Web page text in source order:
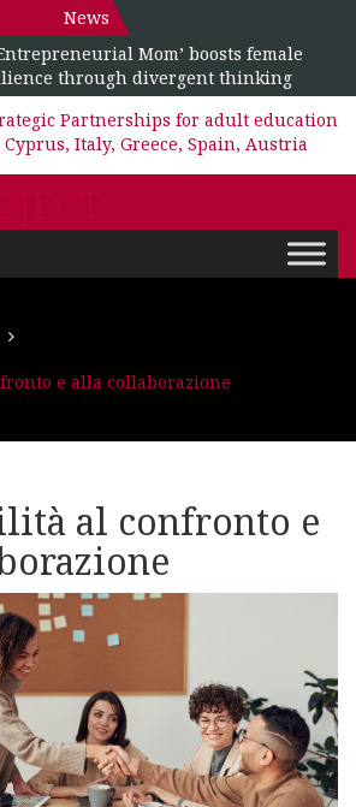
News
Mom’ boosts female
through divergent thinking
Partnerships for adult education
Italy, Greece, Spain, Austria
e alla collaborazione
al confronto e